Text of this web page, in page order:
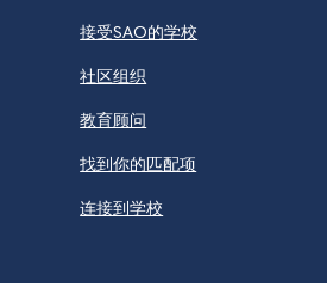
接受SAO的学校
社区组织
教育顾问
找到你的匹配项
连接到学校